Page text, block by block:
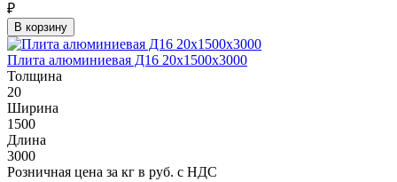
₽
В корзину
Плита алюминиевая Д16 20х1500х3000
Толщина
20
Ширина
1500
Длина
3000
Розничная цена за кг в руб. с НДС